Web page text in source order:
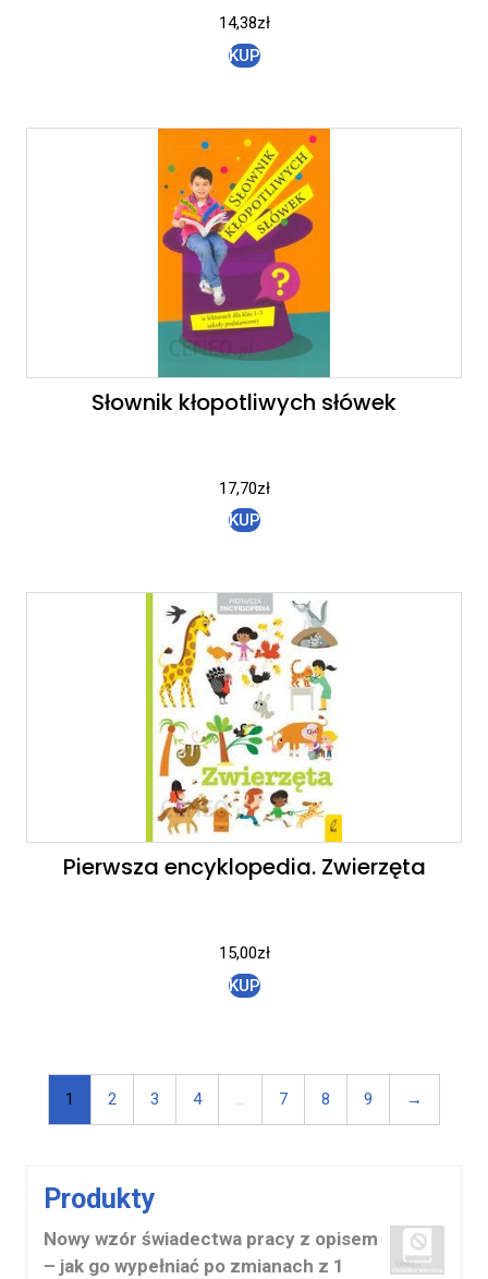
14,38zł
KUP
Słownik kłopotliwych słówek
17,70zł
KUP
Pierwsza encyklopedia. Zwierzęta
15,00zł
KUP
1 2 3 4 … 7 8 9 →
Produkty
Nowy wzór świadectwa pracy z opisem
– jak go wypełniać po zmianach z 1